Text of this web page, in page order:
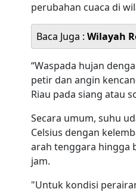
perubahan cuaca di
Baca Juga : Wilayah
“Waspada hujan
petir dan angin
Riau pada siang atau
Secara umum, suhu
Celsius dengan
arah tenggara hingga
jam.
"Untuk kondisi